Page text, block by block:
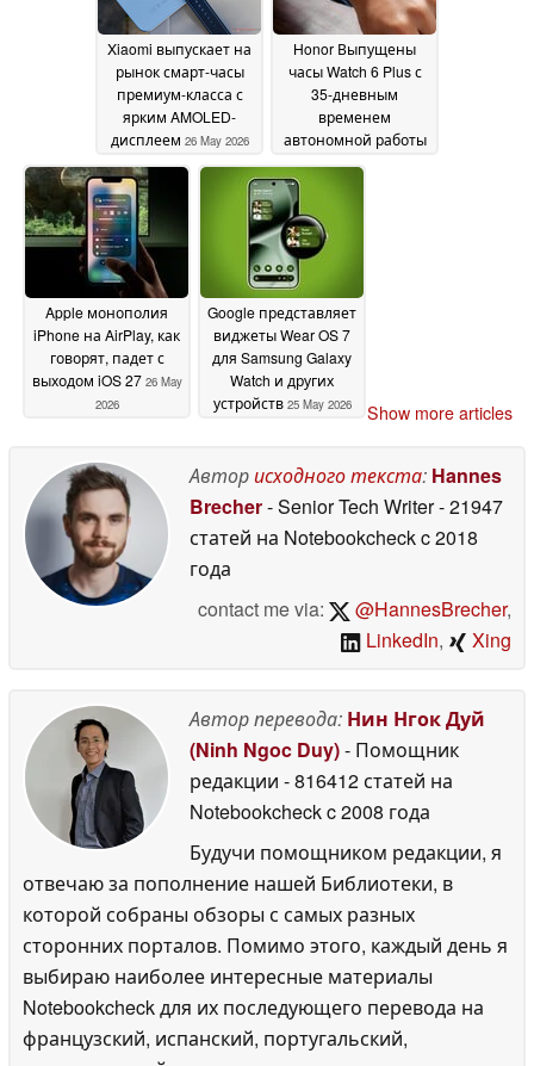
Xiaomi выпускает на
рынок смарт-часы
премиум-класса с
ярким AMOLED-
дисплеем 26 May 2026
Honor Выпущены
часы Watch 6 Plus с
35-дневным
временем
автономной работы
с яркостью 3 000 нит
Apple монополия
iPhone на AirPlay, как
говорят, падет с
выходом iOS 27 26 May
2026
Google представляет
виджеты Wear OS 7
для Samsung Galaxy
Watch и других
устройств 25 May 2026 Show more articles
Авторисходного текста: Hannes
Brecher- Senior Tech Writer- 21947
статей на Notebookcheckc 2018
года
contact me via:
@HannesBrecher,
LinkedIn, Xing
Автор перевода: Нин Нгок Дуй
(Ninh Ngoc Duy)- Помощник
редакции - 816412 статей на
Notebookcheckc 2008 года
Будучи помощником редакции, я
отвечаю за пополнение нашей Библиотеки, в
которой собраны обзоры с самых разных
сторонних порталов. Помимо этого, каждый день я
выбираю наиболее интересные материалы
Notebookcheck для их последующего перевода на
французский, испанский, португальский,